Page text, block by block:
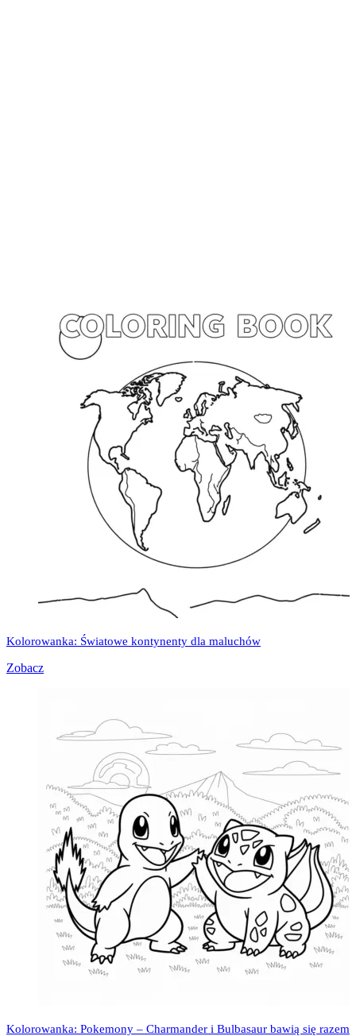
Kolorowanka: Światowe kontynenty dla maluchów
Zobacz
Kolorowanka: Pokemony – Charmander i Bulbasaur bawią się razem